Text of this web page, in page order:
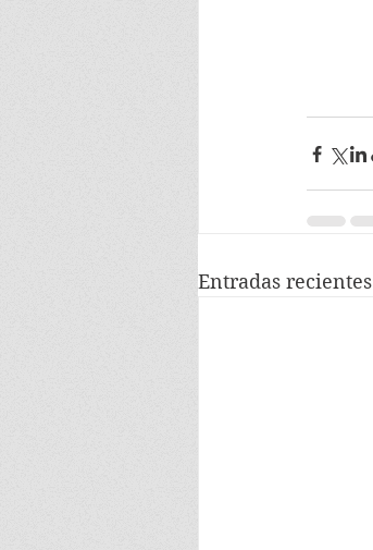
Entradas recientes